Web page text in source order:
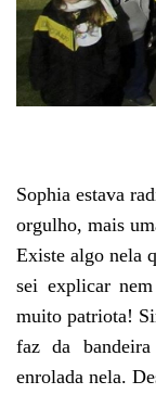
Sophia estava
orgulho, mais
Existe algo nela
sei explicar
muito patriota!
faz da
enrolada nela.